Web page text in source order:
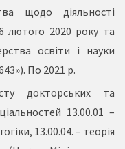
щодо діяльності
лютого 2020 року та
освіти і науки
По 2021 р.
докторських та
13.00.01 –
13.00.04. – теорія